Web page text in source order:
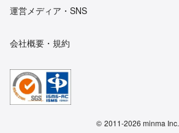
運営メディア・SNS
会社概要・規約
© 2011-2026 minma Inc.